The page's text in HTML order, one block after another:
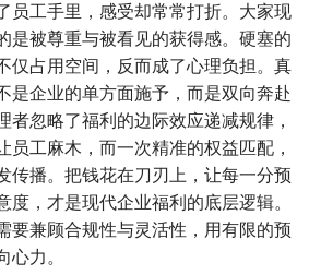
员工手里，感受却常常打折。大家现
是被尊重与被看见的获得感。硬塞的
仅占用空间，反而成了心理负担。真
是企业的单方面施予，而是双向奔赴
者忽略了福利的边际效应递减规律，
员工麻木，而一次精准的权益匹配，
传播。把钱花在刀刃上，让每一分预
度，才是现代企业福利的底层逻辑。
要兼顾合规性与灵活性，用有限的预
力。